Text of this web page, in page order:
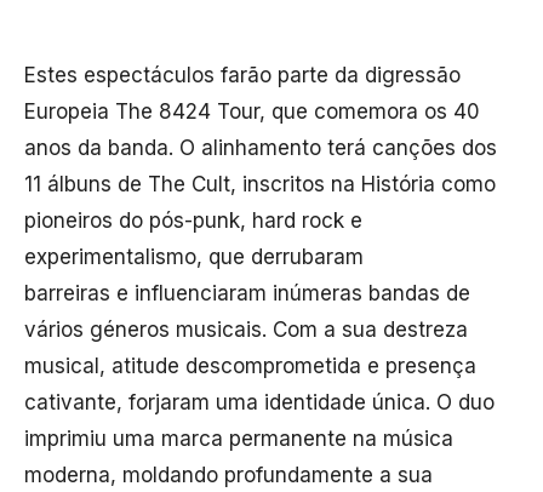
Estes espectáculos farão parte da digressão
Europeia The 8424 Tour, que comemora os 40
anos da banda. O alinhamento terá canções dos
11 álbuns de The Cult, inscritos na História como
pioneiros do pós-punk, hard rock e
experimentalismo, que derrubaram
barreiras e influenciaram inúmeras bandas de
vários géneros musicais. Com a sua destreza
musical, atitude descomprometida e presença
cativante, forjaram uma identidade única. O duo
imprimiu uma marca permanente na música
moderna, moldando profundamente a sua